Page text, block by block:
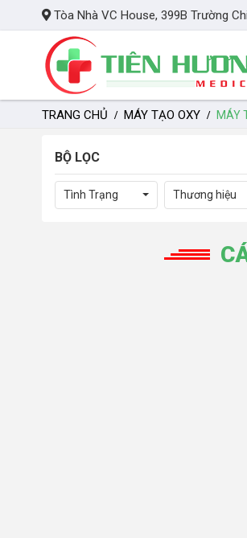
Tòa Nhà VC House, 399B Trường
TRANG CHỦ MÁY TẠO OXY MÁY
BỘ LỌC
Tình Trạng Thương hiệu